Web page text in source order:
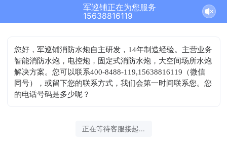
军巡铺正在为您服务
15638816119
您好，军巡铺消防水炮自主研发，14年制造经验。主营业务
智能消防水炮，电控炮，固定式消防水炮，大空间场所水炮
解决方案。您可以联系400-8488-119,15638816119（微信
同号），或留下您的联系方式，我们会第一时间联系您。您
的电话号码是多少呢？
正在等待客服接起...